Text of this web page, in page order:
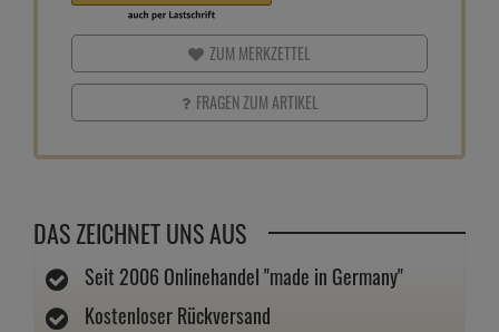
ZUM MERKZETTEL
FRAGEN ZUM ARTIKEL
DAS ZEICHNET UNS AUS
Seit 2006 Onlinehandel "made in Germany"
Kostenloser Rückversand